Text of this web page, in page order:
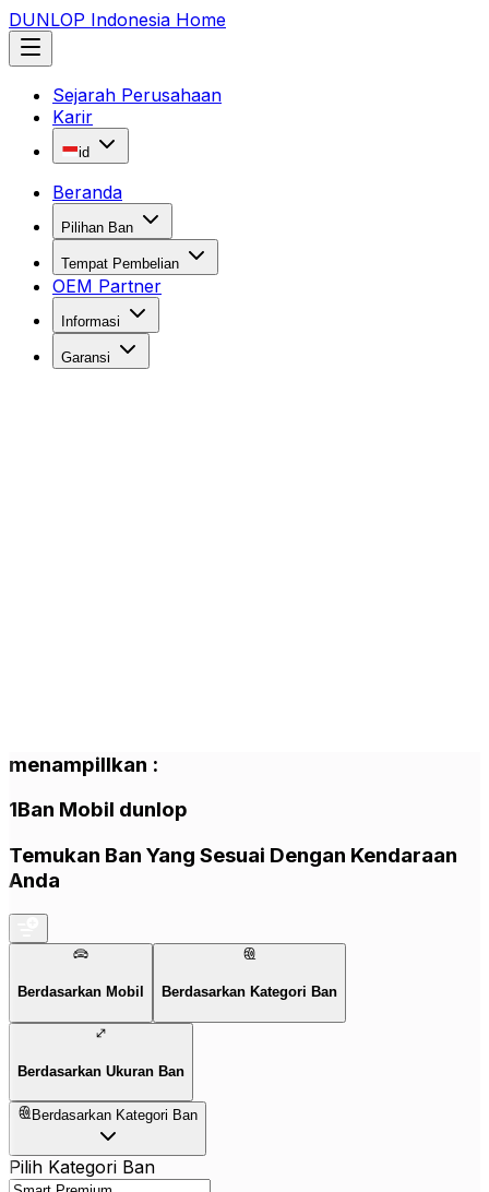
DUNLOP Indonesia Home
Sejarah Perusahaan
Karir
id
Beranda
Pilihan Ban
Tempat Pembelian
OEM Partner
Informasi
Garansi
menampillkan :
1Ban Mobil dunlop
Temukan Ban Yang Sesuai Dengan Kendaraan
Anda
Berdasarkan Mobil Berdasarkan Kategori Ban
Berdasarkan Ukuran Ban
Berdasarkan Kategori Ban
Pilih Kategori Ban